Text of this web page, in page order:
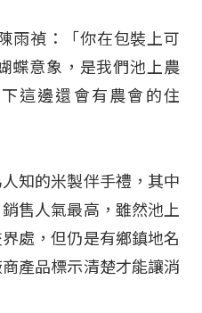
雨禎：「你在包裝上可
蝶意象，是我們池上農
這邊還會有農會的住
知的米製伴手禮，其中
售人氣最高，雖然池上
處，但仍是有鄉鎮地名
產品標示清楚才能讓消